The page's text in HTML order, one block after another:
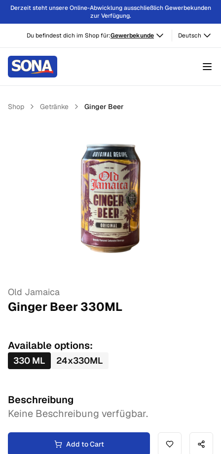
Derzeit steht unsere Online-Abwicklung ausschließlich Gewerbekunden
zur Verfügung.
Du befindest dich im Shop für:Gewerbekunde Deutsch
Shop Getränke Ginger Beer
Old Jamaica
Ginger Beer330ML
Available options:
330 ML 24x330ML
Beschreibung
Keine Beschreibung verfügbar.
Add to Cart